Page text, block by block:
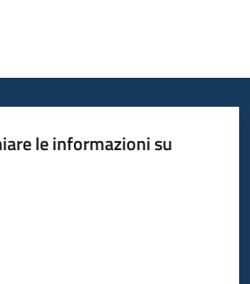
le informazioni su